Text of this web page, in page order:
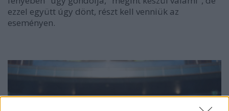
ezzel együtt úgy dönt, részt kell venniük az
eseményen.